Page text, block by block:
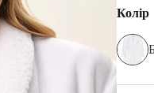
Колір